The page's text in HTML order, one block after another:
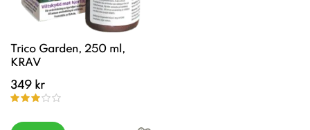
Trico Garden, 250 ml,
KRAV
349 kr